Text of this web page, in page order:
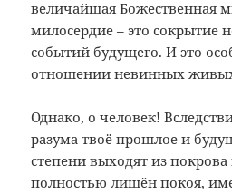
величайшая Божественная
милосердие – это сокрытие
событий будущего. И это
отношении невинных
Однако, о человек!
разума твоё прошлое и
степени выходят из покрова
полностью лишён покоя,